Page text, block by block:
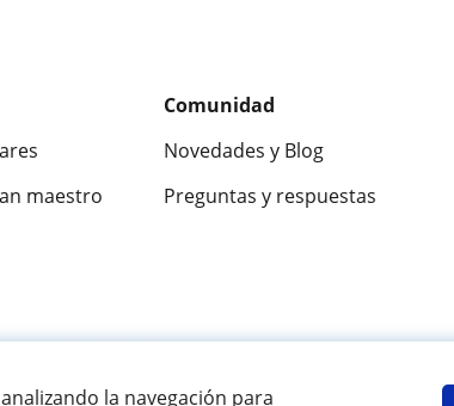
la navegación para
maestro
Comunidad
Novedades y Blog
Preguntas y respuestas
★★★★★